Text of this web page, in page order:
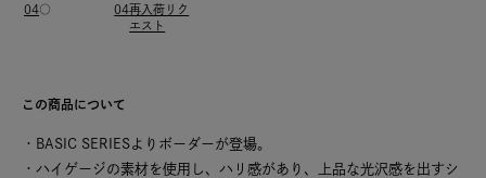
04○
04再入荷リク
エスト
この商品について
・BASIC SERIESよりボーダーが登場。
・ハイゲージの素材を使用し、ハリ感があり、上品な光沢感を出すシ